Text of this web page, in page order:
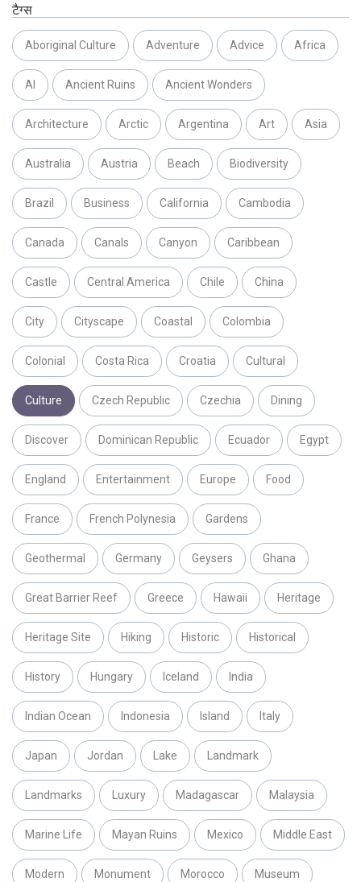
टैग्स
Aboriginal Culture Adventure Advice Africa
AI Ancient Ruins Ancient Wonders
Architecture Arctic Argentina Art Asia
Australia Austria Beach Biodiversity
Brazil Business California Cambodia
Canada Canals Canyon Caribbean
Castle Central America Chile China
City Cityscape Coastal Colombia
Colonial Costa Rica Croatia Cultural
Culture Czech Republic Czechia Dining
Discover Dominican Republic Ecuador Egypt
England Entertainment Europe Food
France French Polynesia Gardens
Geothermal Germany Geysers Ghana
Great Barrier Reef Greece Hawaii Heritage
Heritage Site Hiking Historic Historical
History Hungary Iceland India
Indian Ocean Indonesia Island Italy
Japan Jordan Lake Landmark
Landmarks Luxury Madagascar Malaysia
Marine Life Mayan Ruins Mexico Middle East
Modern Monument Morocco Museum